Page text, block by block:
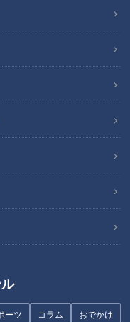
ーツ コラム おでかけ
ップクラスの急坂「与右
」とは？重量制限“0.3ト
れ橋も…国道25号のルー
和街道」を巡る旅
証紙」を廃止する動きが